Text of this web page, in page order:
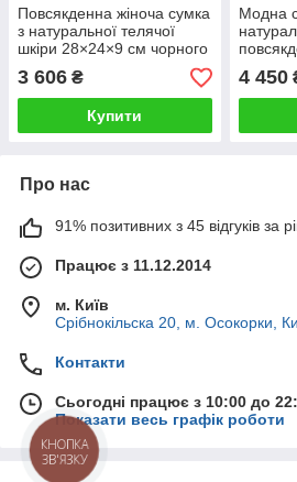
Повсякденна жіноча сумка
з натуральної телячої
шкіри 28×24×9 см чорного
3 606 ₴
Купити
Модна
4 450
Про нас
91% позитивних з 45 відгуків за
Працює з 11.12.2014
м. Київ
Срібнокільска 20, м. Осокорки,
Контакти
Сьогодні працює з 10:00 до
Показати весь графік роботи
КНОПКА
ЗВ'ЯЗКУ